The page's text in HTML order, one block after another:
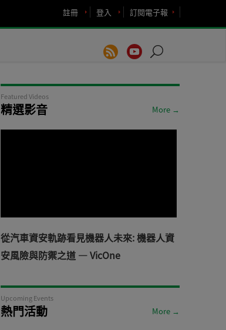
訂閱電子報
登入
註冊
Featured Videos
精選影音 More →
從汽車資安軌跡看見機器人未來: 機器人資
安風險與防禦之道 — VicOne
Upcoming Events
熱門活動 More →